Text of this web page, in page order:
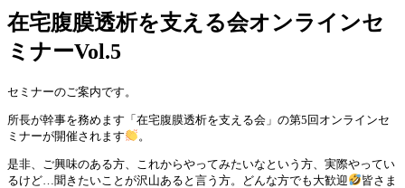
在宅腹膜透析を支える会オンラインセ
ミナーVol.5
セミナーのご案内です。
所長が幹事を務めます「在宅腹膜透析を支える会」の第5回オンラインセ
ミナーが開催されます
。
是非、ご興味のある方、これからやってみたいなという方、実際やってい
るけど…聞きたいことが沢山あると言う方。どんな方でも大歓迎
皆さま